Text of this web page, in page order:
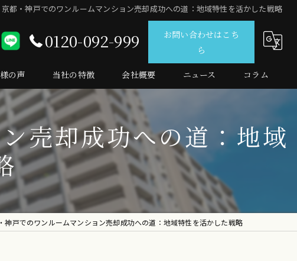
都・神戸でのワンルームマンション売却成功への道：地域特性を活かした戦略
0120-092-999
お問い合わせはこち
ら
の声 当社の特徴
仲介
査定
売買
マンション
投資
会社概要 ニュース コラム
売却成功への道：地域
神戸でのワンルームマンション売却成功への道：地域特性を活かした戦略